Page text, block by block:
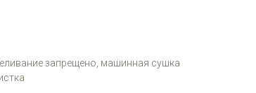
запрещено, машинная сушка